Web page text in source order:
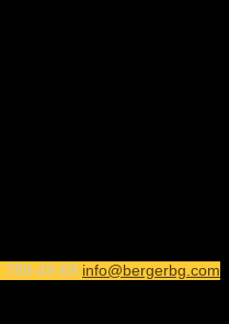
789-49-69 info@bergerbg.com